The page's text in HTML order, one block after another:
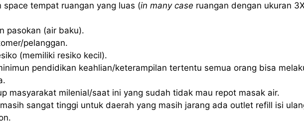
tempat ruangan yang luas (in many case ruangan dengan ukuran
pasokan (air baku).
pelanggan.
(memiliki resiko kecil).
pendidikan keahlian/keterampilan tertentu semua orang bisa
masyarakat milenial/saat ini yang sudah tidak mau repot masak air.
sangat tinggi untuk daerah yang masih jarang ada outlet refill isi